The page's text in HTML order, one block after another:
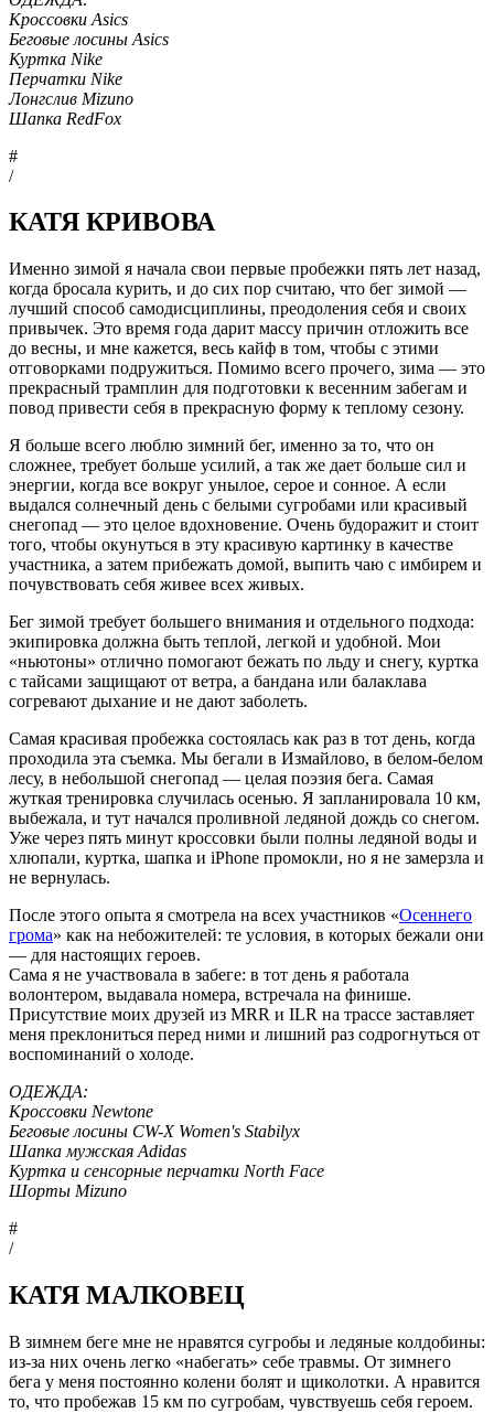
Кроссовки Asics
Беговые лосины Asics
Куртка Nike
Перчатки Nike
Лонгслив Mizuno
Шапка RedFox
#
/
КАТЯ КРИВОВА
Именно зимой я начала свои первые пробежки пять лет назад,
когда бросала курить, и до сих пор считаю, что бег зимой —
лучший способ самодисциплины, преодоления себя и своих
привычек. Это время года дарит массу причин отложить все
до весны, и мне кажется, весь кайф в том, чтобы с этими
отговорками подружиться. Помимо всего прочего, зима — это
прекрасный трамплин для подготовки к весенним забегам и
повод привести себя в прекрасную форму к теплому сезону.
Я больше всего люблю зимний бег, именно за то, что он
сложнее, требует больше усилий, а так же дает больше сил и
энергии, когда все вокруг унылое, серое и сонное. А если
выдался солнечный день с белыми сугробами или красивый
снегопад — это целое вдохновение. Очень будоражит и стоит
того, чтобы окунуться в эту красивую картинку в качестве
участника, а затем прибежать домой, выпить чаю с имбирем и
почувствовать себя живее всех живых.
Бег зимой требует большего внимания и отдельного подхода:
экипировка должна быть теплой, легкой и удобной. Мои
«ньютоны» отлично помогают бежать по льду и снегу, куртка
с тайсами защищают от ветра, а бандана или балаклава
согревают дыхание и не дают заболеть.
Самая красивая пробежка состоялась как раз в тот день, когда
проходила эта съемка. Мы бегали в Измайлово, в белом-белом
лесу, в небольшой снегопад — целая поэзия бега. Самая
жуткая тренировка случилась осенью. Я запланировала 10 км,
выбежала, и тут начался проливной ледяной дождь со снегом.
Уже через пять минут кроссовки были полны ледяной воды и
хлюпали, куртка, шапка и iPhone промокли, но я не замерзла и
не вернулась.
После этого опыта я смотрела на всех участников «Осеннего
грома» как на небожителей: те условия, в которых бежали они
— для настоящих героев.
Сама я не участвовала в забеге: в тот день я работала
волонтером, выдавала номера, встречала на финише.
Присутствие моих друзей из MRR и ILR на трассе заставляет
меня преклониться перед ними и лишний раз содрогнуться от
воспоминаний о холоде.
ОДЕЖДА:
Кроссовки Newtone
Беговые лосины CW-X Women's Stabilyx
Шапка мужская Adidas
Куртка и сенсорные перчатки North Face
Шорты Mizuno
#
/
КАТЯ МАЛКОВЕЦ
В зимнем беге мне не нравятся сугробы и ледяные колдобины:
из-за них очень легко «набегать» себе травмы. От зимнего
бега у меня постоянно колени болят и щиколотки. А нравится
то, что пробежав 15 км по сугробам, чувствуешь себя героем.